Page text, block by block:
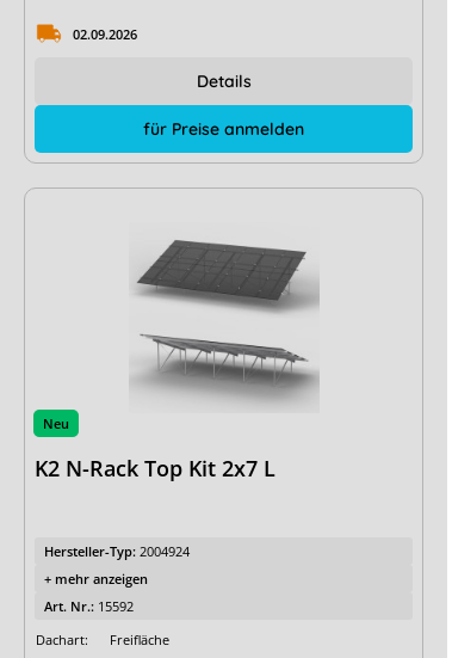
02.09.2026
für Preise anmelden
Details
Neu
K2 N-Rack Top Kit 2x7 L
Hersteller-Typ: 2004924
+ mehr anzeigen
Art. Nr.: 15592
Dachart:
Freifläche